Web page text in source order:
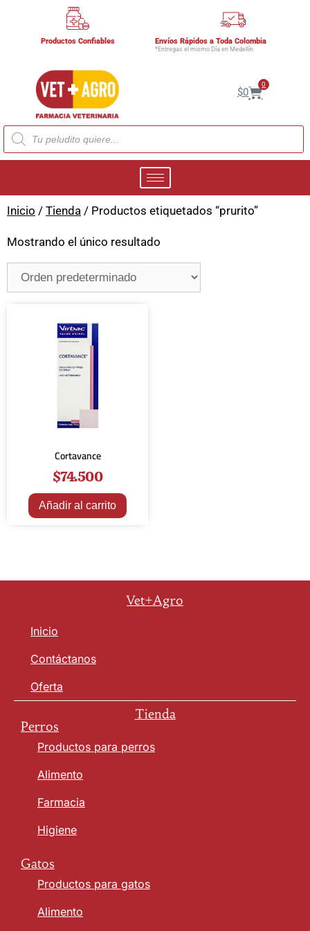
Productos Confiables Envíos Rápidos a Toda Colombia
*Entregas el mismo Día en Medellín
$0
0
Inicio / Tienda / Productos etiquetados “prurito”
Mostrando el único resultado
Cortavance
$74.500
Añadir al carrito
Vet+Agro
Inicio
Contáctanos
Oferta
Tienda
Perros
Productos para perros
Alimento
Farmacia
Higiene
Gatos
Productos para gatos
Alimento